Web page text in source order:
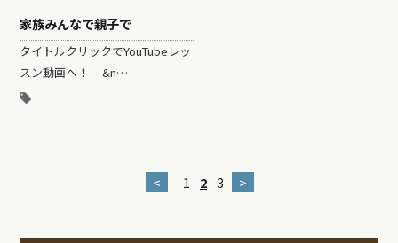
家族みんなで親子で
タイトルクリックでYouTubeレッ
スン動画へ！ &n…
< 1 2 3 >